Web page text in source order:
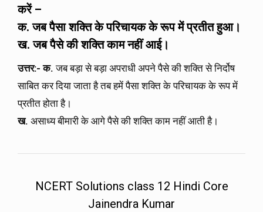
करें –
क. जब पैसा शक्ति के परिचायक के रूप में प्रतीत हुआ।
ख. जब पैसे की शक्ति काम नहीं आई।
उत्तर:- क. जब बड़ा से बड़ा अपराधी अपने पैसे की शक्ति से निर्दोष
साबित कर दिया जाता है तब हमें पैसा शक्ति के परिचायक के रूप में
प्रतीत होता है।
ख. असाध्य बीमारी के आगे पैसे की शक्ति काम नहीं आती है।
NCERT Solutions class 12 Hindi Core
Jainendra Kumar